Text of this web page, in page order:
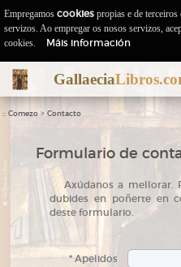
Gallaecia
:: Comezo > Contacto
Formulario de
Axúdanos a mellorar.
dubides en poñerte en
deste formulario.
* Apelidos
Empregamos cookies propias e de
servizos. Ao empregar os nosos servizos,
cookies.
Máis información